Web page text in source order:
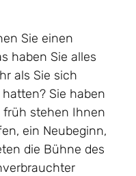
Sie einen
haben Sie alles
als Sie sich
Sie haben
früh stehen Ihnen
ein Neubeginn,
die Bühne des